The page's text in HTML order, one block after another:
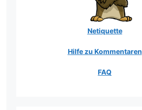
Netiquette
Hilfe zu Kommentaren
FAQ